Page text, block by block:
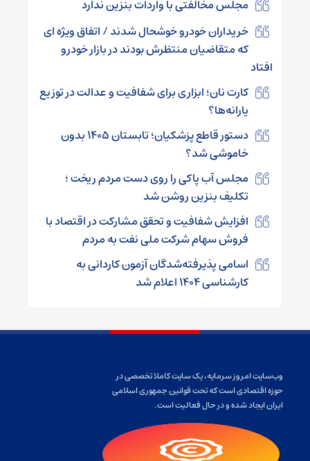
مجلس مخالفتی با واردات بنزین ندارد
خریداران خودرو خوشحال شدند / اتفاق ویژه ای
که متقاضیان منتظرش بودند در بازار خودرو
افتاد
کارت نان؛ ابزاری برای شفافیت و عدالت در توزیع
یارانه‌ها؟
دستور قاطع پزشکیان؛ تابستان ۱۴۰۵ بدون
خاموشی شد؟
مجلس آب پاکی را روی دست مردم ریخت ؛
تکلیف بنزین روشن شد
افزایش شفافیت و تحقق مشارکت در اقتصاد با
فروش سهام شرکت ملی نفت به مردم
اسامی پذیرفته‌شدگان آزمون کاردانی به
کارشناسی‌ ۱۴۰۴ اعلام شد
وب‌سایت امروز سرمایه، یک سایت کاملا تخصصی در
حوزه اقتصادی است که تحت قوانین جمهوری اسلامی
ایران ایجاد شده و در حال فعالیت است.